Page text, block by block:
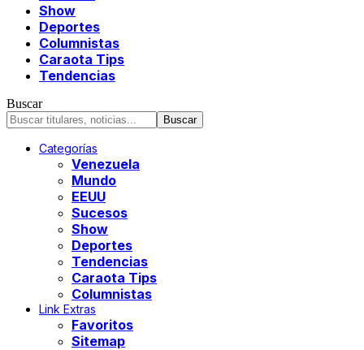
Show
Deportes
Columnistas
Caraota Tips
Tendencias
Buscar
Categorías
Venezuela
Mundo
EEUU
Sucesos
Show
Deportes
Tendencias
Caraota Tips
Columnistas
Link Extras
Favoritos
Sitemap